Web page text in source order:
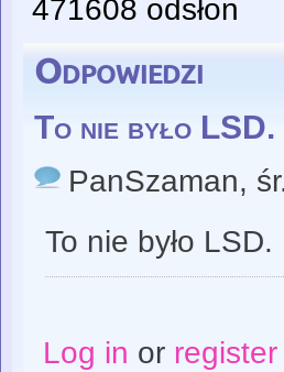
471608 odsłon
Odpowiedzi
To nie było LSD.
PanSzaman,
To nie było LSD.
Log in or register